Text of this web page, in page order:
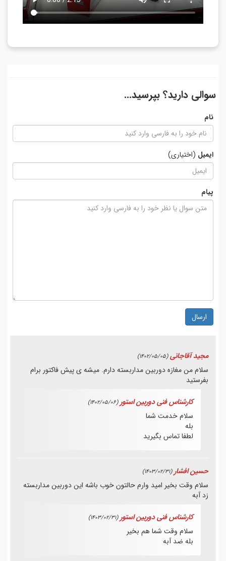
سوالی دارید؟ بپرسید...
نام
ایمیل (اختیاری)
پیام
ارسال
مجید آقاجانی(1402/05/05)
سلام من مغازه دوربین مداربسته دارم. میشه ی پیش فاکتور برام
بفرستید
کارشناس فنی دوربین استور (1402/05/06)
سلام خدمت شما
بله
لطفا تماس بگیرید
حسین افشار (1403/02/31)
سلام وقت بخیر امید وارم حالتون خوب باشه این دوربین مداربسته
زد آبه
کارشناس فنی دوربین استور (1403/02/31)
سلام وقت شما هم بخیر
بله ضد آبه